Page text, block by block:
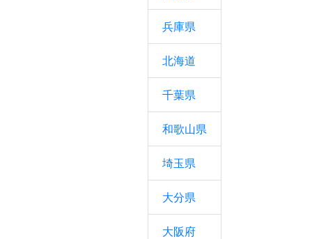
兵庫県
北海道
千葉県
和歌山県
埼玉県
大分県
大阪府